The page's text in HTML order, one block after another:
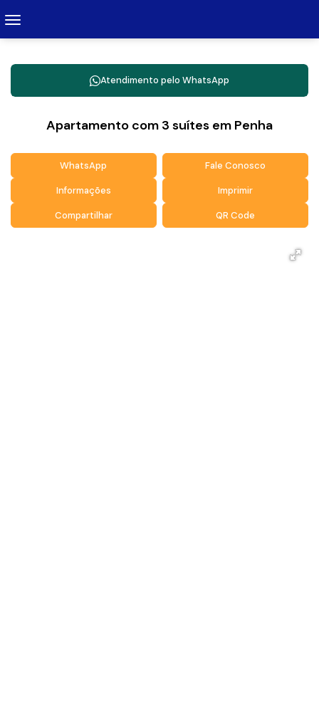
Atendimento pelo WhatsApp
Apartamento com 3 suítes em Penha
WhatsApp Fale Conosco
Informações Imprimir
Compartilhar QR Code